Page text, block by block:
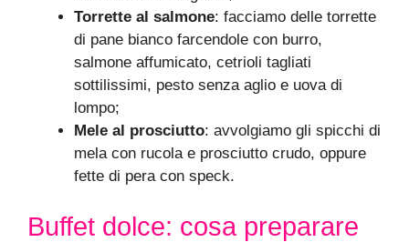
Torrette al salmone: facciamo delle torrette
di pane bianco farcendole con burro,
salmone affumicato, cetrioli tagliati
sottilissimi, pesto senza aglio e uova di
lompo;
Mele al prosciutto: avvolgiamo gli spicchi di
mela con rucola e prosciutto crudo, oppure
fette di pera con speck.
Buffet dolce: cosa preparare